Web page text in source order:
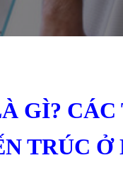
GÌ?
TRÚC Ở